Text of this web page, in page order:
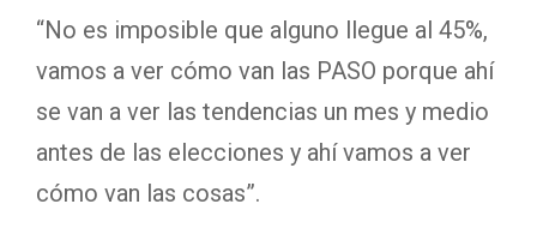
“No es imposible que alguno llegue al 45%,
vamos a ver cómo van las PASO porque ahí
se van a ver las tendencias un mes y medio
antes de las elecciones y ahí vamos a ver
cómo van las cosas”.